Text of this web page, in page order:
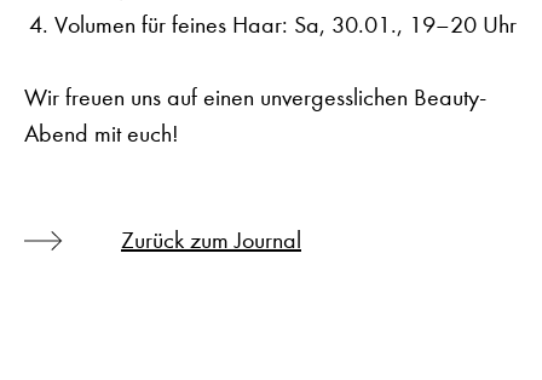
Volumen für feines Haar: Sa, 30.01., 19–20 Uhr
Wir freuen uns auf einen unvergesslichen Beauty-
Abend mit euch!
Zurück zum Journal